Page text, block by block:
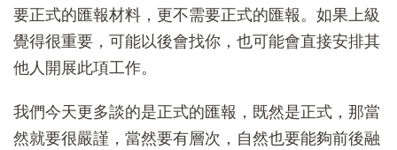
要正式的匯報材料，更不需要正式的匯報。如果上級
覺得很重要，可能以後會找你，也可能會直接安排其
他人開展此項工作。
我們今天更多談的是正式的匯報，既然是正式，那當
然就要很嚴謹，當然要有層次，自然也要能夠前後融